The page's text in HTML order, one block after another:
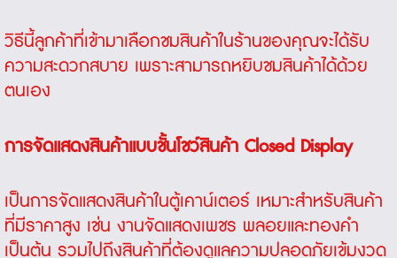
วิธีนี้ลูกค้าที่เข้ามาเลือกชมสินค้าในร้านของคุณจะได้รับ
ความสะดวกสบาย เพราะสามารถหยิบชมสินค้าได้ด้วย
ตนเอง
การจัดแสดงสินค้าแบบชั้นโชว์สินค้า Closed Display
เป็นการจัดแสดงสินค้าในตู้เคาน์เตอร์ เหมาะสำหรับสินค้า
ที่มีราคาสูง เช่น งานจัดแสดงเพชร พลอยและทองคำ
เป็นต้น รวมไปถึงสินค้าที่ต้องดูแลความปลอดภัยเข้มงวด